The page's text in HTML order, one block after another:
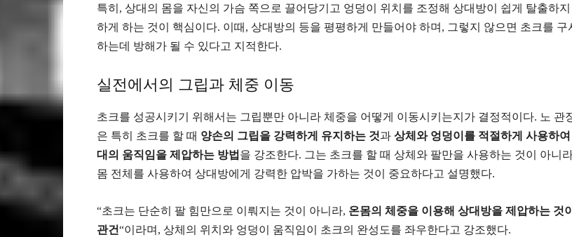
특히, 상대의 몸을 자신의 가슴 쪽으로 끌어당기고 엉덩이 위치를 조정해 상대방이 쉽게 탈출하지
하게 하는 것이 핵심이다. 이때, 상대방의 등을 평평하게 만들어야 하며, 그렇지 않으면 초크를 구
하는데 방해가 될 수 있다고 지적한다.
실전에서의 그립과 체중 이동
초크를 성공시키기 위해서는 그립뿐만 아니라 체중을 어떻게 이동시키는지가 결정적이다. 노 관
은 특히 초크를 할 때 양손의 그립을 강력하게 유지하는 것과 상체와 엉덩이를 적절하게 사용하
대의 움직임을 제압하는 방법 을 강조한다. 그는 초크를 할 때 상체와 팔만을 사용하는 것이 아니
몸 전체를 사용하여 상대방에게 강력한 압박을 가하는 것이 중요하다고 설명했다.
“초크는 단순히 팔 힘만으로 이뤄지는 것이 아니라, 온몸의 체중을 이용해 상대방을 제압하는 것이
관건“이라며, 상체의 위치와 엉덩이 움직임이 초크의 완성도를 좌우한다고 강조했다.